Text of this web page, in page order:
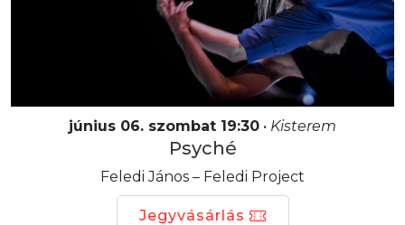
június 06. szombat 19:30 • Kisterem
Psyché
Feledi János – Feledi Project
Jegyvásárlás